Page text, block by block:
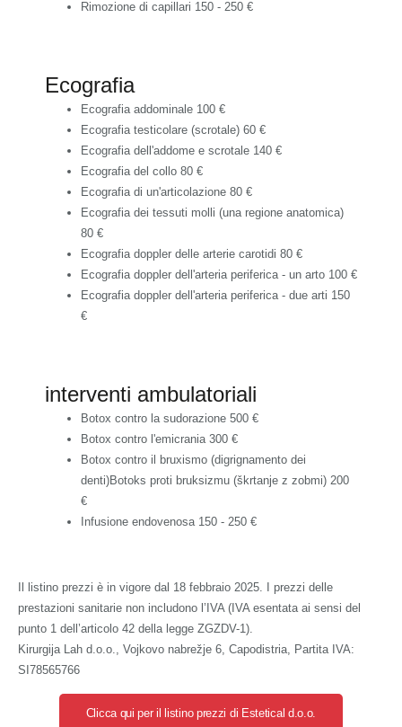
Rimozione di capillari 150 - 250 €
Ecografia
Ecografia addominale 100 €
Ecografia testicolare (scrotale) 60 €
Ecografia dell'addome e scrotale 140 €
Ecografia del collo 80 €
Ecografia di un'articolazione 80 €
Ecografia dei tessuti molli (una regione anatomica)
80 €
Ecografia doppler delle arterie carotidi 80 €
Ecografia doppler dell'arteria periferica - un arto 100 €
Ecografia doppler dell'arteria periferica - due arti 150
€
interventi ambulatoriali
Botox contro la sudorazione 500 €
Botox contro l'emicrania 300 €
Botox contro il bruxismo (digrignamento dei
denti)Botoks proti bruksizmu (škrtanje z zobmi) 200
€
Infusione endovenosa 150 - 250 €
Il listino prezzi è in vigore dal 18 febbraio 2025. I prezzi delle
prestazioni sanitarie non includono l’IVA (IVA esentata ai sensi del
punto 1 dell’articolo 42 della legge ZGZDV-1).
Kirurgija Lah d.o.o., Vojkovo nabrežje 6, Capodistria, Partita IVA:
SI78565766
Clicca qui per il listino prezzi di Estetical d.o.o.